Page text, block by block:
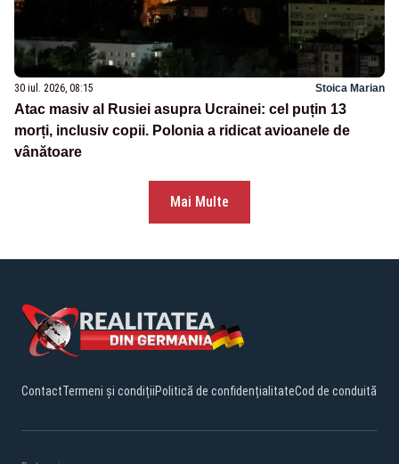
30 iul. 2026, 08:15 Stoica Marian
Atac masiv al Rusiei asupra Ucrainei: cel puțin 13
morți, inclusiv copii. Polonia a ridicat avioanele de
vânătoare
Mai Multe
ContactTermeni și condițiiPolitică de confidențialitateCod de conduită